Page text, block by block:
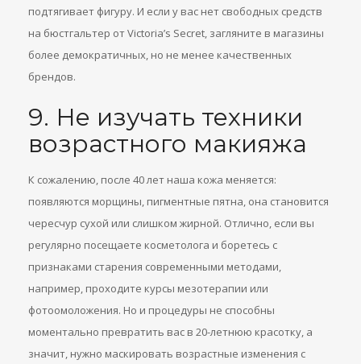
подтягивает фигуру. И если у вас нет свободных средств
на бюстгальтер от Victoria’s Secret, загляните в магазины
более демократичных, но не менее качественных
брендов.
9. Не изучать техники
возрастного макияжа
К сожалению, после 40 лет наша кожа меняется:
появляются морщины, пигментные пятна, она становится
чересчур сухой или слишком жирной. Отлично, если вы
регулярно посещаете косметолога и боретесь с
признаками старения современными методами,
например, проходите курсы мезотерапии или
фотоомоложения. Но и процедуры не способны
моментально превратить вас в 20-летнюю красотку, а
значит, нужно маскировать возрастные изменения с